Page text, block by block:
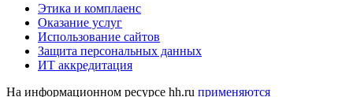
Этика и комплаенс
Оказание услуг
Использование сайтов
Защита персональных данных
ИТ аккредитация
На информационном ресурсе hh.ru применяются